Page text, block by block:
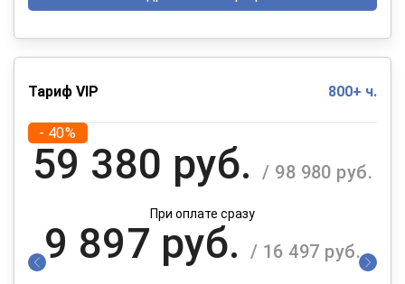
Тариф VIP 800+ ч.
- 40%
59 380 руб. / 98 980 руб.
При оплате сразу
9 897 руб. / 16 497 руб.